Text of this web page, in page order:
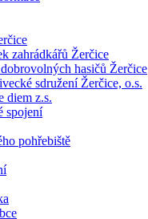
zahrádkářů Žerčice
hasičů Žerčice
sdružení Žerčice, o.s.
diem z.s.
spojení
pohřebiště